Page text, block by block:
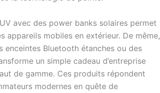
avec des power banks solaires permet
appareils mobiles en extérieur. De même,
enceintes Bluetooth étanches ou des
un simple cadeau d’entreprise
de gamme. Ces produits répondent
modernes en quête de